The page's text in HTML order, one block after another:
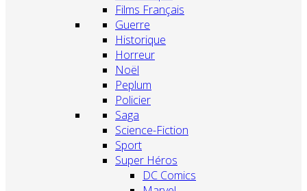
Films Français
Guerre
Historique
Horreur
Noël
Peplum
Policier
Saga
Science-Fiction
Sport
Super Héros
DC Comics